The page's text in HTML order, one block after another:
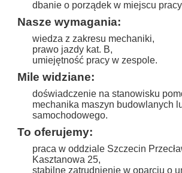
dbanie o porządek w miejscu
Nasze wymagania:
wiedza z zakresu mechaniki,
prawo jazdy kat. B,
umiejętność pracy w zespole.
Mile widziane:
doświadczenie na stanowisku
mechanika maszyn budowlanych
samochodowego.
To oferujemy:
praca w oddziale Szczecin
Kasztanowa 25,
stabilne zatrudnienie w oparciu o